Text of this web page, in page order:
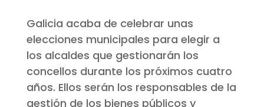
Galicia acaba de celebrar unas
elecciones municipales para elegir a
los alcaldes que gestionarán los
concellos durante los próximos cuatro
años. Ellos serán los responsables de la
gestión de los bienes públicos y